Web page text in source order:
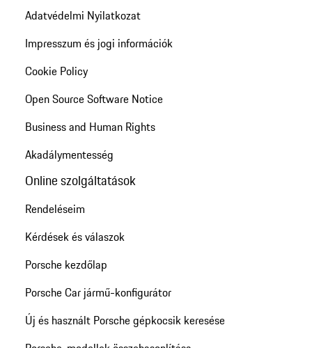
Adatvédelmi Nyilatkozat
Impresszum és jogi információk
Cookie Policy
Open Source Software Notice
Business and Human Rights
Akadálymentesség
Online szolgáltatások
Rendeléseim
Kérdések és válaszok
Porsche kezdőlap
Porsche Car jármű-konfigurátor
Új és használt Porsche gépkocsik keresése